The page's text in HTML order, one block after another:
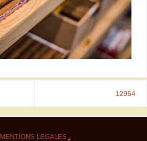
12954
MENTIONS LEGALES